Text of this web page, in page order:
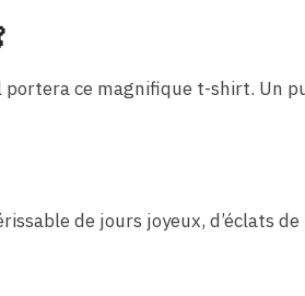
ce magnifique t-shirt. Un
de jours joyeux, d’éclats